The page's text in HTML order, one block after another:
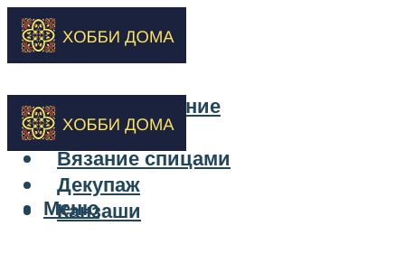
Бисероплетение
Вышивка
Вязание спицами
Декупаж
Канзаши
Меню